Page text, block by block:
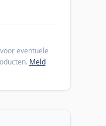
eventuele
Meld